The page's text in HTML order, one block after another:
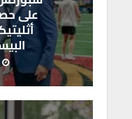
على